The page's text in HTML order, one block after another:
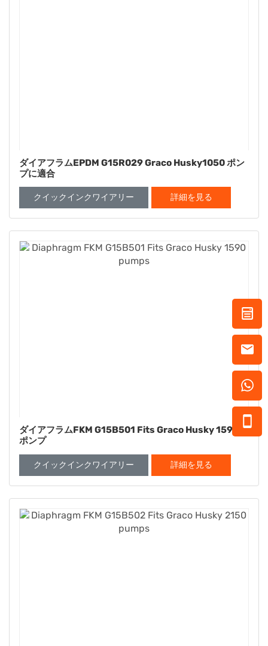
ダイアフラムEPDM G15R029 Graco Husky1050 ポン
プに適合
クイックインクワイアリー 詳細を見る
ダイアフラムFKM G15B501 Fits Graco Husky 1590
ポンプ
クイックインクワイアリー 詳細を見る